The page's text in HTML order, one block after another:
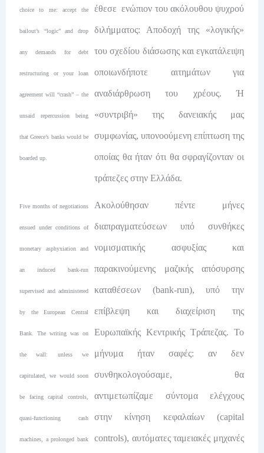
choice to me: accept the
bailout’s “logic” and drop
any demands for debt
restructuring or your loan
agreement will “crash” – the
unsaid repercussion being
that Greece’s banks would be
boarded up.
έθεσε ενώπιον του ακόλουθου ψυχρού
διλήμματος: Αποδοχή της «λογικής»
του σχεδίου διάσωσης και εγκατάλειψη
οποιωνδήποτε αιτημάτων για
αναδιάρθρωση του χρέους. Ή
«συντριβή» της δανειακής μας
συμφωνίας, υπονοούμενη επίπτωση της
οποίας θα ήταν ότι θα σφραγίζονταν οι
τράπεζες στην Ελλάδα.
Five months of negotiations
ensued under conditions of
monetary asphyxiation and
an induced bank-run
supervised and administered
by the European Central
Bank. The writing was on
the wall: unless we
capitulated, we would soon
be facing capital controls,
quasi-functioning cash
machines, a prolonged bank
Ακολούθησαν πέντε μήνες
διαπραγματεύσεων υπό συνθήκες
νομισματικής ασφυξίας και
παρακινούμενης μαζικής απόσυρσης
καταθέσεων (bank-run), υπό την
επίβλεψη και διαχείριση της
Ευρωπαϊκής Κεντρικής Τράπεζας. Το
μήνυμα ήταν σαφές: αν δεν
συνθηκολογούσαμε, θα
αντιμετωπίζαμε σύντομα ελέγχους
στην κίνηση κεφαλαίων (capital
controls), αυτόματες ταμειακές μηχανές